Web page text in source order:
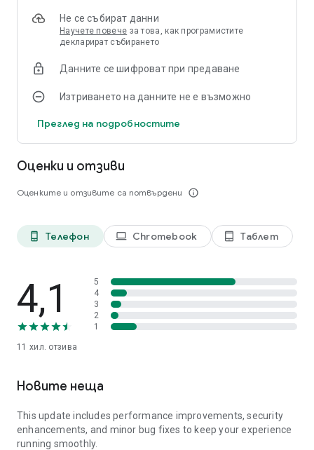
бележки за посещенията, включително текст,
изображение и/или записано аудио.
Съобщения:Комуникирайте с вашата агенция в реално
време чрез центъра за съобщения на приложението.
Отказ от отговорност: Мобилното приложение
HHAeXchange изисква активна интернет връзка (3G, 4G
Не се събират данни
Научете повече за това, как програмистите
декларират събирането
Данните се шифроват при предаване
Изтриването на данните не е възможно
Преглед на подробностите
Оценки и отзиви
Оценките и отзивите са потвърдени info_outline
phone_android Телефон laptop Chromebook tablet_android Таблет
4,1
11 хил. отзива
5
4
3
2
1
Новите неща
This update includes performance improvements, security
enhancements, and minor bug fixes to keep your experience
running smoothly.